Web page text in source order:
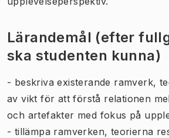
Lärandemål (efter
ska studenten kunna)
- beskriva existerande ramverk,
av vikt för att förstå relationen
och artefakter med fokus på
- tillämpa ramverken, teorierna